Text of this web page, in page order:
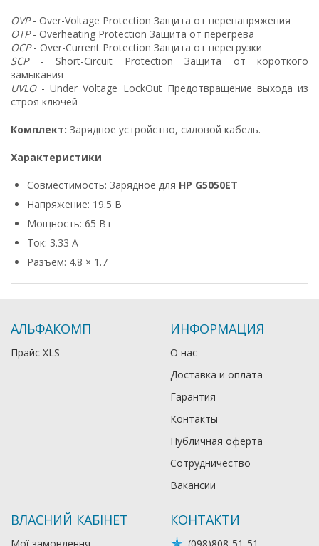
OVP- Over-Voltage Protection Защита от перенапряжения
OTP- Overheating Protection Защита от перегрева
OCP- Over-Current Protection Защита от перегрузки
SCP- Short-Circuit Protection Защита от короткого
замыкания
UVLO- Under Voltage LockOut Предотвращение выхода из
строя ключей
Комплект: Зарядное устройство, силовой кабель.
Характеристики
Совместимость: Зарядное для HP G5050ET
Напряжение: 19.5 В
Мощность: 65 Вт
Ток: 3.33 А
Разъем: 4.8 × 1.7
АЛЬФАКОМП
Прайс XLS
ИНФОРМАЦИЯ
О нас
Доставка и оплата
Гарантия
Контакты
Публичная оферта
Сотрудничество
Вакансии
ВЛАСНИЙ КАБІНЕТ КОНТАКТИ